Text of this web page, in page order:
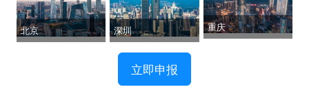
北京 深圳 重庆
立即申报